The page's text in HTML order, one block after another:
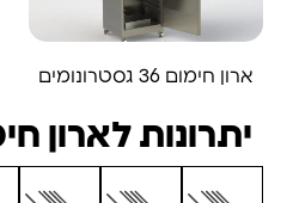
ארון חימום 36 גסטרונומים
יתרונות לארון